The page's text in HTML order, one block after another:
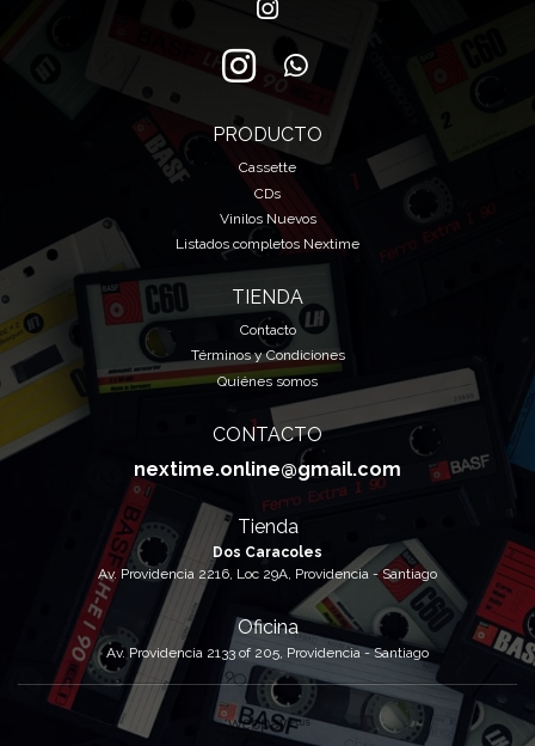
PRODUCTO
Cassette
CDs
Vinilos Nuevos
Listados completos Nextime
TIENDA
Contacto
Términos y Condiciones
Quiénes somos
CONTACTO
nextime.online@gmail.com
Tienda
Dos Caracoles
Av. Providencia 2216, Loc 29A, Providencia - Santiago
Oficina
Av. Providencia 2133 of 205, Providencia - Santiago